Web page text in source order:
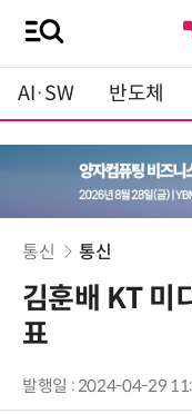
AI·SW 반도체
통신 통신
김훈배 KT 미
표
발행일 : 2024-04-29